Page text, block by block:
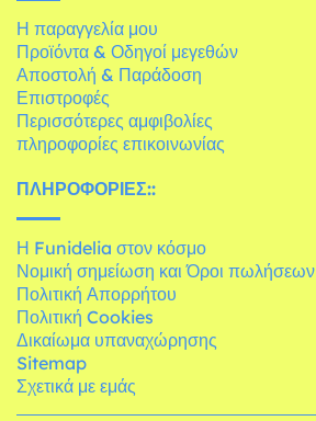
Η παραγγελία μου
Προϊόντα & Οδηγοί μεγεθών
Αποστολή & Παράδοση
Επιστροφές
Περισσότερες αμφιβολίες
πληροφορίες επικοινωνίας
ΠΛΗΡΟΦΟΡΊΕΣ::
Η Funidelia στον κόσμο
Νομική σημείωση και Όροι πωλήσεων
Πολιτική Απορρήτου
Πολιτική Cookies
Δικαίωμα υπαναχώρησης
Sitemap
Σχετικά με εμάς